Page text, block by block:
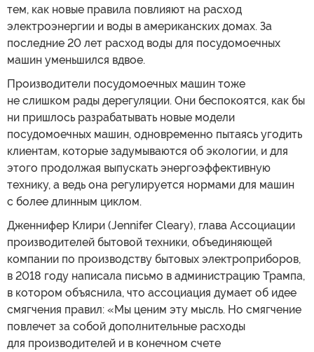
тем, как новые правила повлияют на расход
электроэнергии и воды в американских домах. За
последние 20 лет расход воды для посудомоечных
машин уменьшился вдвое.
Производители посудомоечных машин тоже
не слишком рады дерегуляции. Они беспокоятся, как бы
ни пришлось разрабатывать новые модели
посудомоечных машин, одновременно пытаясь угодить
клиентам, которые задумываются об экологии, и для
этого продолжая выпускать энергоэффективную
технику, а ведь она регулируется нормами для машин
с более длинным циклом.
Дженнифер Клири (Jennifer Cleary), глава Ассоциации
производителей бытовой техники, объединяющей
компании по производству бытовых электроприборов,
в 2018 году написала письмо в администрацию Трампа,
в котором объяснила, что ассоциация думает об идее
смягчения правил: «Мы ценим эту мысль. Но смягчение
повлечет за собой дополнительные расходы
для производителей и в конечном счете